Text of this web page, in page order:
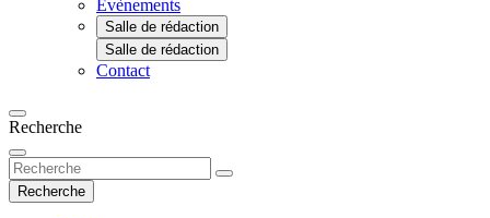
Évènements
Salle de rédaction
Salle de rédaction
Contact
Recherche
Recherche